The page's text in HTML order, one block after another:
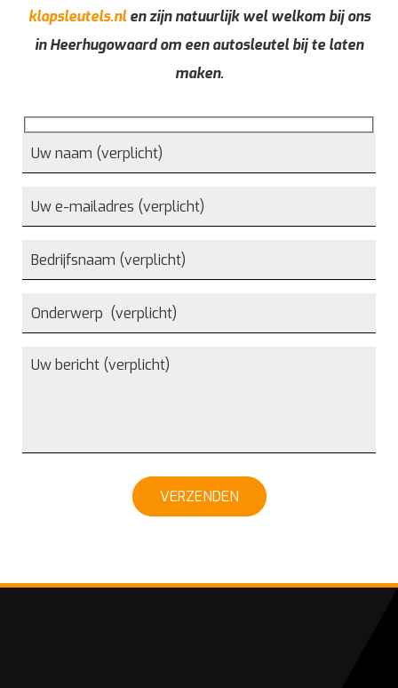
klapsleutels.nlen zijn natuurlijk wel welkom bij ons
in Heerhugowaard om een autosleutel bij te laten
maken.
VERZENDEN